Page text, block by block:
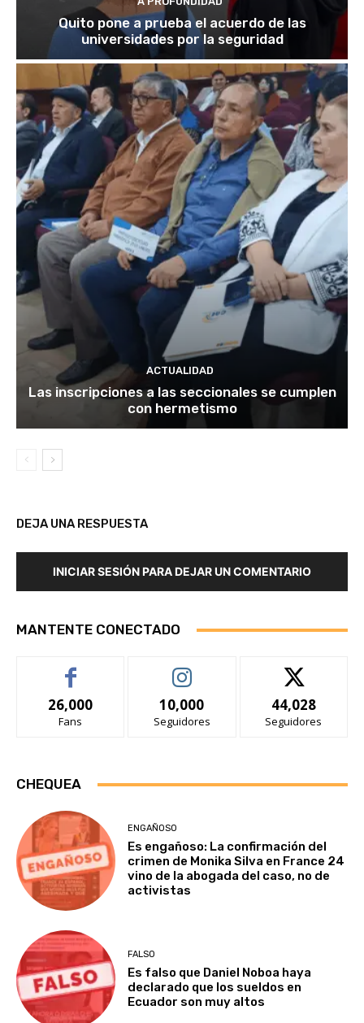
Quito pone a prueba el acuerdo de las
universidades por la seguridad
ACTUALIDAD
Las inscripciones a las seccionales se cumplen
con hermetismo
DEJA UNA RESPUESTA
INICIAR SESIÓN PARA DEJAR UN COMENTARIO
MANTENTE CONECTADO
26,000
Fans
10,000
Seguidores
44,028
Seguidores
CHEQUEA
ENGAÑOSO
Es engañoso: La confirmación del
crimen de Monika Silva en France 24
vino de la abogada del caso, no de
activistas
FALSO
Es falso que Daniel Noboa haya
declarado que los sueldos en
Ecuador son muy altos